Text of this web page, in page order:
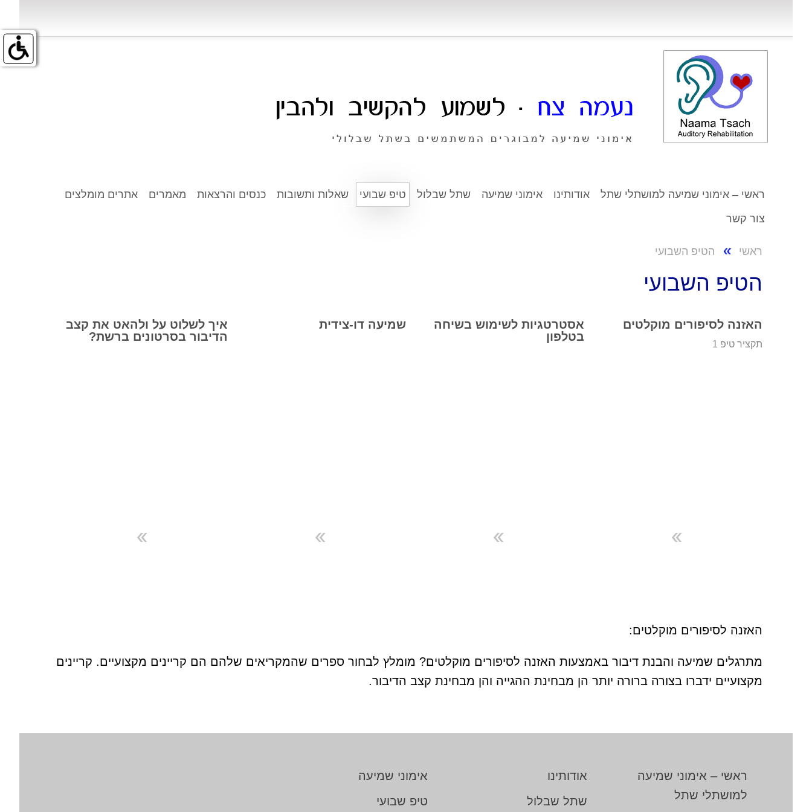
ראשי – אימוני שמיעה למושתלי שתל אודותינו אימוני שמיעה שתל שבלול טיפ שבועי שאלות ותשובות כנסים והרצאות מאמרים
אתרים מומלצים
צור קשר
ראשי הטיפ השבועי
הטיפ השבועי
האזנה לסיפורים מוקלטים
תקציר טיפ 1
אסטרטגיות לשימוש בשיחה
בטלפון
שמיעה דו-צידית
איך לשלוט על ולהאט את קצב
הדיבור בסרטונים ברשת?
האזנה לסיפורים מוקלטים:
מתרגלים שמיעה והבנת דיבור באמצעות האזנה לסיפורים מוקלטים? מומלץ לבחור ספרים שהמקריאים שלהם הם קריינים מקצועיים. קריינים
מקצועיים ידברו בצורה ברורה יותר הן מבחינת ההגייה והן מבחינת קצב הדיבור.
ראשי – אימוני שמיעה
למושתלי שתל
אודותינו
אימוני שמיעה
שתל שבלול
טיפ שבועי